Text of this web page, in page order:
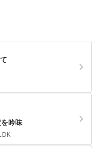
吟味